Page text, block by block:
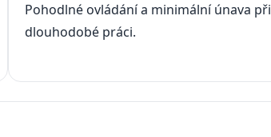
Pohodlné ovládání a minimální únava při
dlouhodobé práci.